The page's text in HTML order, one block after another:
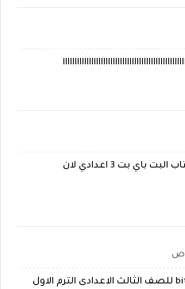
نتمني من حضرتكم تجاوبوا كل كتاب البت باي بت 3 اعدادي لان
ممكن تجيب اجابات كتاب bit by bit للصف الثالث الاعدادى الترم الاول